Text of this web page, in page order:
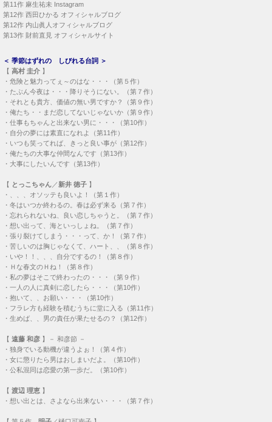
第11作 麻生祐未 Instagram
第12作 西田ひかる オフィシャルブログ
第12作 内山眞人オフィシャルブログ
第13作 財前直見 オフィシャルサイト
＜ 季節はずれの しびれる台詞 ＞
【 高村 圭介 】
・ 危険と魅力ってぇ～のはな・・・（第５作）
・ たぶん今夜は・・・降りそうにない。（第７作）
・ それとも貴方、価値の無い男ですか？（第９作）
・ 俺たち・・まだ恋してないじゃないか（第９作）
・ 仕事もちゃんと出来ない男に・・・（第10作）
・ 自分の夢には素直になれよ（第11作）
・ いつも笑ってれば、きっと良い事が（第12作）
・ 俺たちの大事な仲間なんです（第13作）
・ 大事にしたいんです（第13作）
【 とっこちゃん ／新井 徳子 】
・
、、、オソッテも良いよ！（第１作）
・ 冬はいつか終わるの。春は必ず来る（第７作）
・ 忘れられないね、良い恋しちゃうと。（第７作）
・ 想い出って、海といっしょね。（第７作）
・ 張り裂けてしまう・・・って、か！（第７作）
・ 苦しいのは胸じゃなくて、ハート、、（第８作）
・ いや！！、、、自分でするの！（第８作）
・ Ｈな春文のＨね！（第８作）
・ 私の夢はそこで終わったの・・・（第９作）
・ 一人の人に真剣に恋したら・・・（第10作）
・ 抱いて、、お願い・・・（第10作）
・ フラレ方も経験を積むうちに堂に入る（第11作）
・ 生めば、、男の責任が果たせるの？（第12作）
【 遠藤 和彦 】－ 和彦節 －
・ 独身でいる動機が違うよぉ！（第４作）
・ 女に懲りたら男はおしまいだよ。（第10作）
・ 公私混同は恋愛の第一歩だ。（第10作）
【 渡辺 理恵 】
・ 想い出とは、さよなら出来ない・・・（第７作）